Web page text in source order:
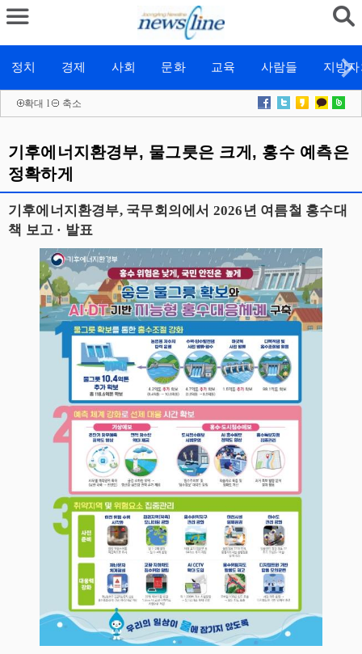
정치 경제 사회 문화 교육 사람들 지방
확대 l 축소
기후에너지환경부, 물그릇은 크게, 홍수 예측은
정확하게
기후에너지환경부, 국무회의에서 2026년 여름철 홍수대
책 보고 · 발표